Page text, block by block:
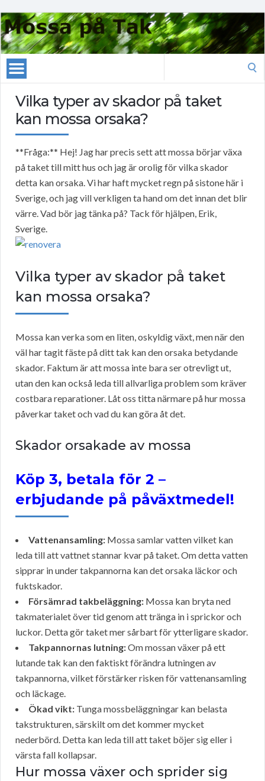
Vilka typer av skador på taket
kan mossa orsaka?
**Fråga:** Hej! Jag har precis sett att mossa börjar växa
på taket till mitt hus och jag är orolig för vilka skador
detta kan orsaka. Vi har haft mycket regn på sistone här i
Sverige, och jag vill verkligen ta hand om det innan det blir
värre. Vad bör jag tänka på? Tack för hjälpen, Erik,
Sverige.
Vilka typer av skador på taket
kan mossa orsaka?
Mossa kan verka som en liten, oskyldig växt, men när den
väl har tagit fäste på ditt tak kan den orsaka betydande
skador. Faktum är att mossa inte bara ser otrevligt ut,
utan den kan också leda till allvarliga problem som kräver
costbara reparationer. Låt oss titta närmare på hur mossa
påverkar taket och vad du kan göra åt det.
Skador orsakade av mossa
Köp 3, betala för 2 –
erbjudande på påväxtmedel!
Vattenansamling: Mossa samlar vatten vilket kan
leda till att vattnet stannar kvar på taket. Om detta vatten
sipprar in under takpannorna kan det orsaka läckor och
fuktskador.
Försämrad takbeläggning: Mossa kan bryta ned
takmaterialet över tid genom att tränga in i sprickor och
luckor. Detta gör taket mer sårbart för ytterligare skador.
Takpannornas lutning:Om mossan växer på ett
lutande tak kan den faktiskt förändra lutningen av
takpannorna, vilket förstärker risken för vattenansamling
och läckage.
Ökad vikt: Tunga mossbeläggningar kan belasta
takstrukturen, särskilt om det kommer mycket
nederbörd. Detta kan leda till att taket böjer sig eller i
värsta fall kollapsar.
Hur mossa växer och sprider sig